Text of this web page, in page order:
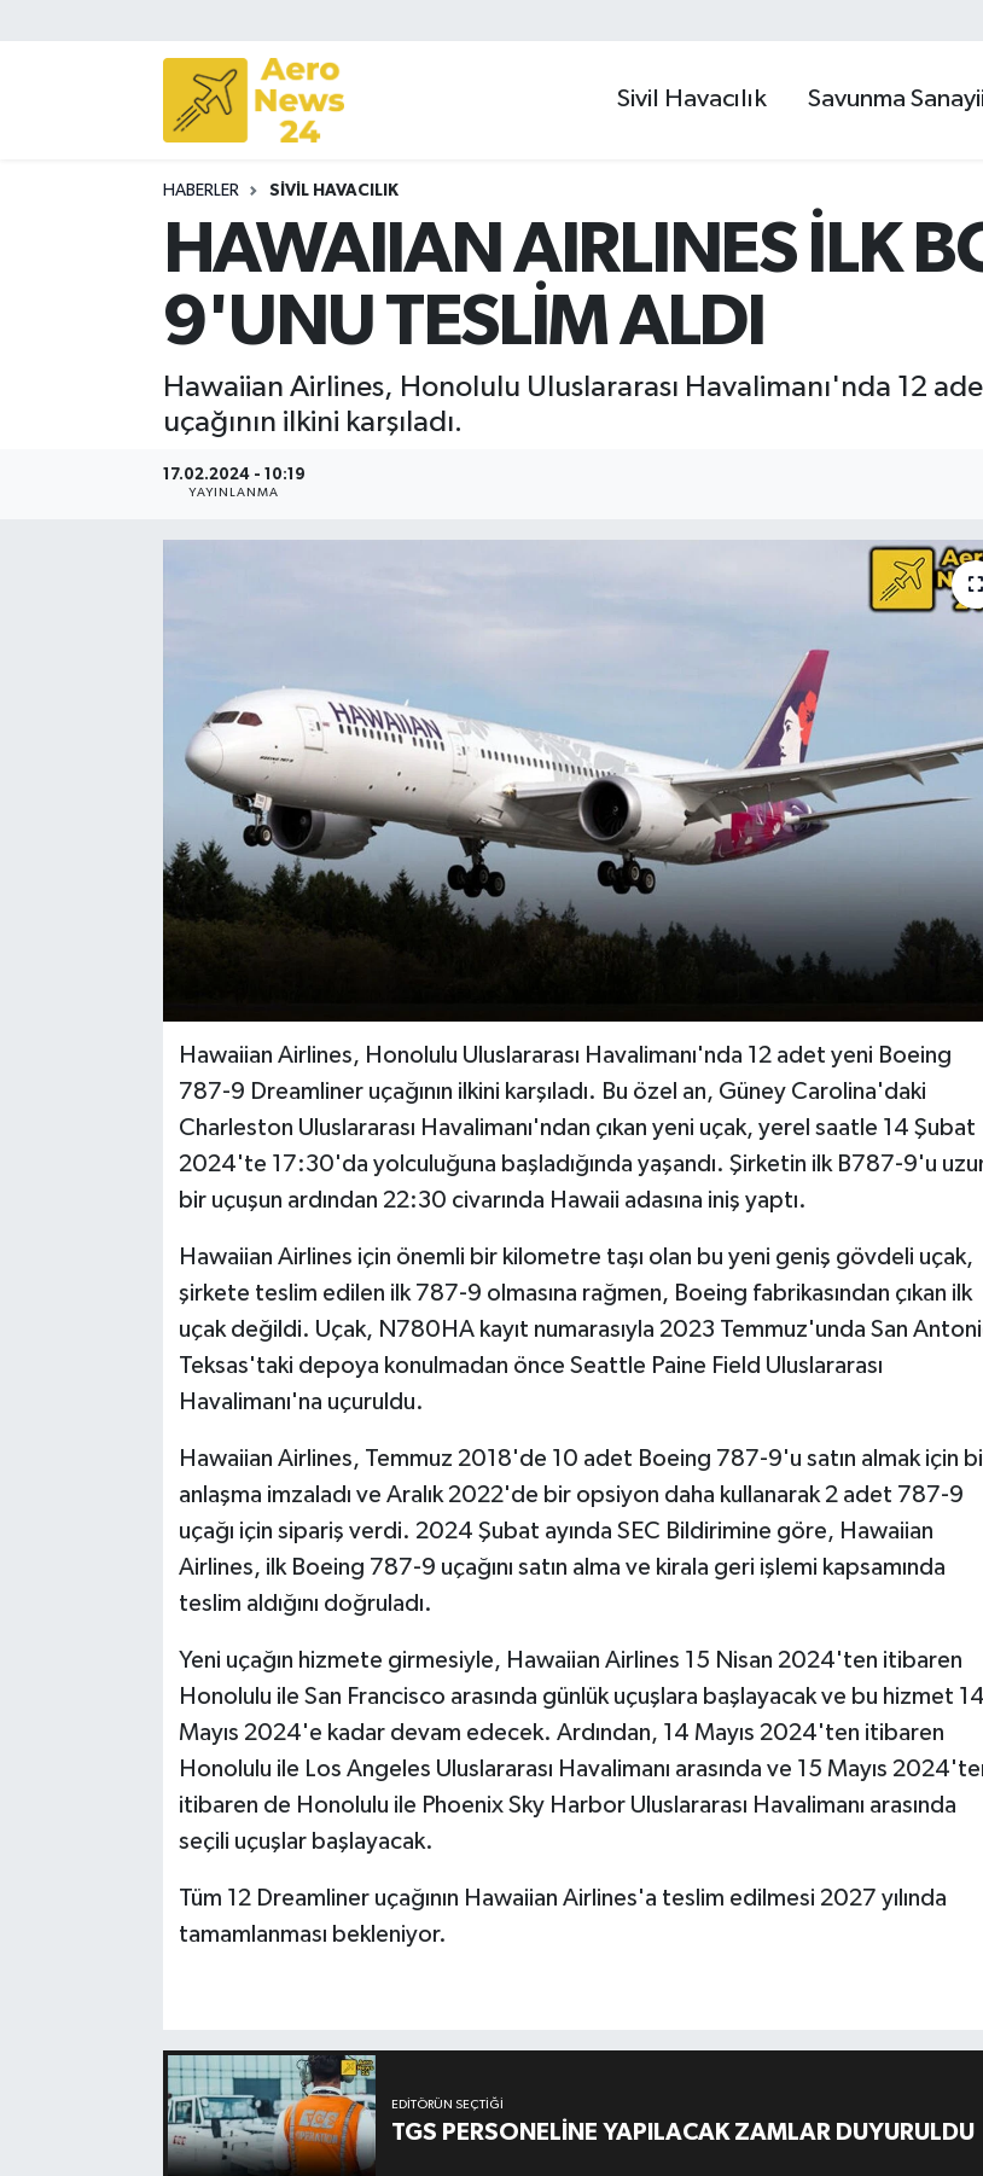
Sivil Havacılık Savunma Sanayii
HABERLER SIVIL HAVACILIK
HAWAIIAN AIRLINES İLK
9'UNU TESLİM ALDI
Hawaiian Airlines, Honolulu Uluslararası Havalimanı'nda 12
uçağının ilkini karşıladı.
17.02.2024 - 10:19
YAYINLANMA
Hawaiian Airlines, Honolulu Uluslararası Havalimanı'nda 12 adet yeni Boeing
787-9 Dreamliner uçağının ilkini karşıladı. Bu özel an, Güney Carolina'daki
Charleston Uluslararası Havalimanı'ndan çıkan yeni uçak, yerel saatle 14 Şubat
2024'te 17:30'da yolculuğuna başladığında yaşandı. Şirketin ilk B787-9'u
bir uçuşun ardından 22:30 civarında Hawaii adasına iniş yaptı.
Hawaiian Airlines için önemli bir kilometre taşı olan bu yeni geniş gövdeli uçak,
şirkete teslim edilen ilk 787-9 olmasına rağmen, Boeing fabrikasından çıkan ilk
uçak değildi. Uçak, N780HA kayıt numarasıyla 2023 Temmuz'unda San
Teksas'taki depoya konulmadan önce Seattle Paine Field Uluslararası
Havalimanı'na uçuruldu.
Hawaiian Airlines, Temmuz 2018'de 10 adet Boeing 787-9'u satın almak için
anlaşma imzaladı ve Aralık 2022'de bir opsiyon daha kullanarak 2 adet 787-9
uçağı için sipariş verdi. 2024 Şubat ayında SEC Bildirimine göre, Hawaiian
Airlines, ilk Boeing 787-9 uçağını satın alma ve kirala geri işlemi kapsamında
teslim aldığını doğruladı.
Yeni uçağın hizmete girmesiyle, Hawaiian Airlines 15 Nisan 2024'ten itibaren
Honolulu ile San Francisco arasında günlük uçuşlara başlayacak ve bu hizmet 14
Mayıs 2024'e kadar devam edecek. Ardından, 14 Mayıs 2024'ten itibaren
Honolulu ile Los Angeles Uluslararası Havalimanı arasında ve 15 Mayıs
itibaren de Honolulu ile Phoenix Sky Harbor Uluslararası Havalimanı arasında
seçili uçuşlar başlayacak.
Tüm 12 Dreamliner uçağının Hawaiian Airlines'a teslim edilmesi 2027 yılında
tamamlanması bekleniyor.
EDITÖRÜN SEÇTIĞI
TGS PERSONELİNE YAPILACAK ZAMLAR DUYURULDU
Sivil Havacılık